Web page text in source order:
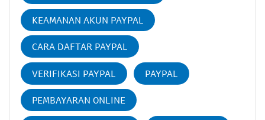
KEAMANAN AKUN PAYPAL
CARA DAFTAR PAYPAL
VERIFIKASI PAYPAL PAYPAL
PEMBAYARAN ONLINE